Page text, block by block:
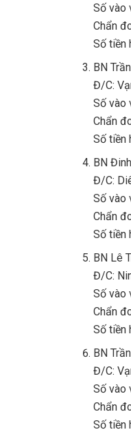
Số vào
Chẩn
Số tiền
BN
Đ/C:
Số vào
Chẩn
Số tiền
BN
Đ/C:
Số vào
Chẩn
Số tiền
BN Lê
Đ/C:
Số vào
Chẩn
Số tiền
BN
Đ/C:
Số vào
Chẩn
Số tiền